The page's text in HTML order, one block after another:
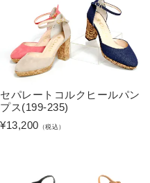
セパレートコルクヒールパン
プス(199-235)
¥13,200 （税込）